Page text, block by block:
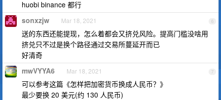
huobi binance 都行
6
sonxzjw Mar 18, 2021
送的东西还能提现，怎么着都会又挤兑风险。提高门槛没啥用
挤兑只不过是换个路径通过交易所蔓延开而已
好清奇
7
mwVYYA6 Mar 18, 2021
可以参考这篇《怎样把加密货币换成人民币？》
最少要换 20 美元(约 130 人民币)